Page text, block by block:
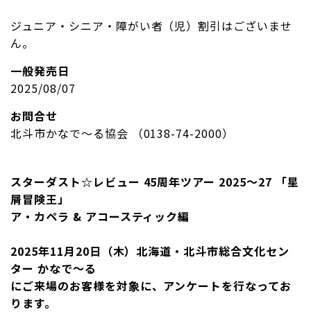
ジュニア・シニア・障がい者（児）割引はございませ
ん。
一般発売日
2025/08/07
お問合せ
北斗市かなで～る協会 （0138-74-2000）
スターダスト☆レビュー 45周年ツアー 2025～27 「星
屑冒険王」
ア・カペラ & アコースティック編
2025年11月20日（木）北海道・北斗市総合文化セン
ター かなで～る
にご来場のお客様を対象に、アンケートを行なってお
ります。